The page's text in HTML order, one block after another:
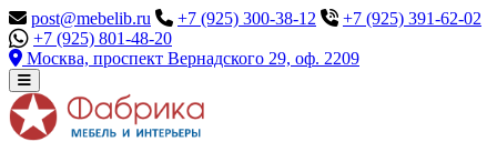
post@mebelib.ru +7 (925) 300-38-12
+7 (925) 391-62-02
+7 (925) 801-48-20
Москва, проспект Вернадского 29, оф. 2209